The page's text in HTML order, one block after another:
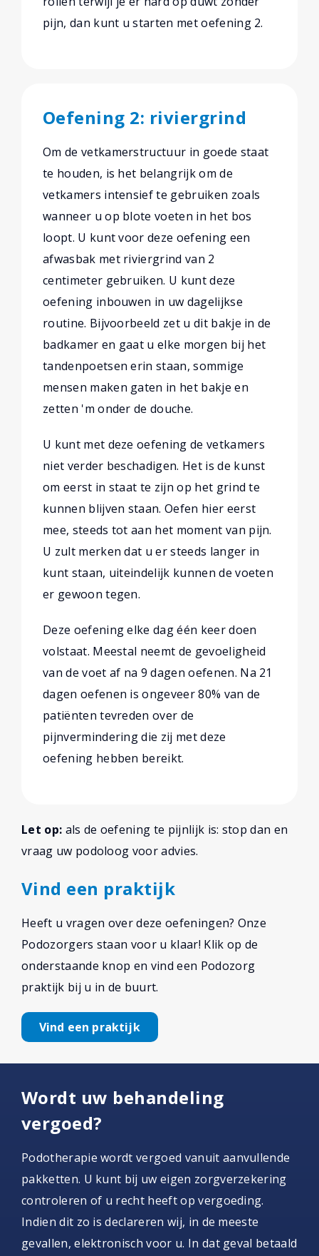
pijn, dan kunt u starten met oefening 2.
Oefening 2: riviergrind
Om de vetkamerstructuur in goede staat
te houden, is het belangrijk om de
vetkamers intensief te gebruiken zoals
wanneer u op blote voeten in het bos
loopt. U kunt voor deze oefening een
afwasbak met riviergrind van 2
centimeter gebruiken. U kunt deze
oefening inbouwen in uw dagelijkse
routine. Bijvoorbeeld zet u dit bakje in de
badkamer en gaat u elke morgen bij het
tandenpoetsen erin staan, sommige
mensen maken gaten in het bakje en
zetten 'm onder de douche.
U kunt met deze oefening de vetkamers
niet verder beschadigen. Het is de kunst
om eerst in staat te zijn op het grind te
kunnen blijven staan. Oefen hier eerst
mee, steeds tot aan het moment van pijn.
U zult merken dat u er steeds langer in
kunt staan, uiteindelijk kunnen de voeten
er gewoon tegen.
Deze oefening elke dag één keer doen
volstaat. Meestal neemt de gevoeligheid
van de voet af na 9 dagen oefenen. Na 21
dagen oefenen is ongeveer 80% van de
patiënten tevreden over de
pijnvermindering die zij met deze
oefening hebben bereikt.
Let op: als de oefening te pijnlijk is: stop dan en
vraag uw podoloog voor advies.
Vind een praktijk
Heeft u vragen over deze oefeningen? Onze
Podozorgers staan voor u klaar! Klik op de
onderstaande knop en vind een Podozorg
praktijk bij u in de buurt.
Vind een praktijk
Wordt uw behandeling
vergoed?
Podotherapie wordt vergoed vanuit aanvullende
pakketten. U kunt bij uw eigen zorgverzekering
controleren of u recht heeft op vergoeding.
Indien dit zo is declareren wij, in de meeste
gevallen, elektronisch voor u. In dat geval betaald